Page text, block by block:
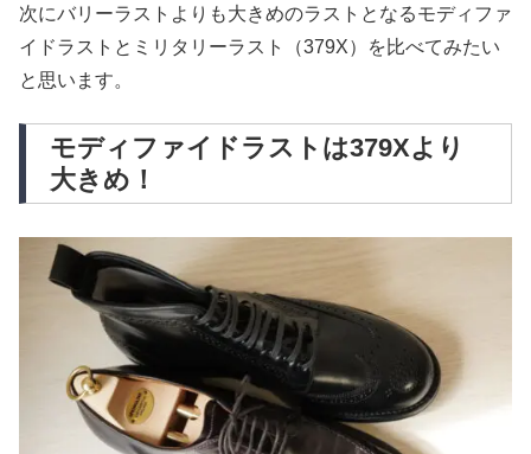
次にバリーラストよりも大きめのラストとなるモディファ
イドラストとミリタリーラスト（379X）を比べてみたい
と思います。
モディファイドラストは379Xより
大きめ！